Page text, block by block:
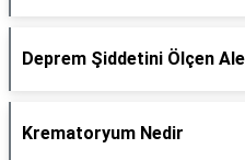
Deprem Şiddetini Ölçen
Krematoryum Nedir